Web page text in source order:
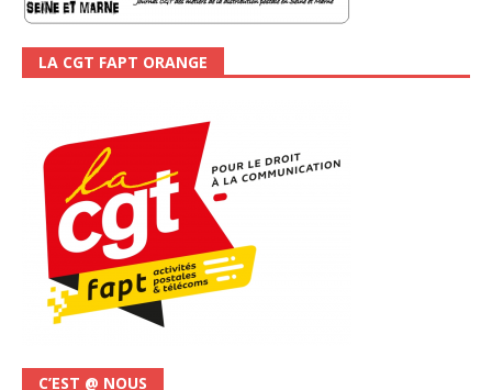
LA CGT FAPT ORANGE
C’EST @ NOUS